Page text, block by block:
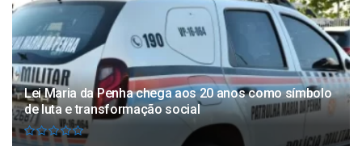
Lei Maria da Penha chega aos 20 anos como símbolo
de luta e transformação social